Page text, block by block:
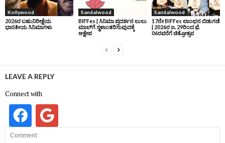
Kollywood
2026ರ ಬಹುನಿರೀಕ್ಷೆಯ
ಭಾರತೀಯ ಸಿನಿಮಾಗಳು
Sandalwood
BIFFes | ಸಿನಿಮಾ ಪ್ರದರ್ಶನ ಲುಲು
ಮಾಲ್‌ಗೆ ಸ್ಥಳಾಂತರಿಸುವುದಕ್ಕೆ
ಆಕ್ಷೇಪ
Sandalwood
17ನೇ BIFFes ಲಾಂಛನ ಬಿಡುಗಡೆ
| 2026ರ ಜ. 29ರಿಂದ ಫೆ.
06ರವರೆಗೆ ಚಿತ್ರೋತ್ಸವ
LEAVE A REPLY
Connect with